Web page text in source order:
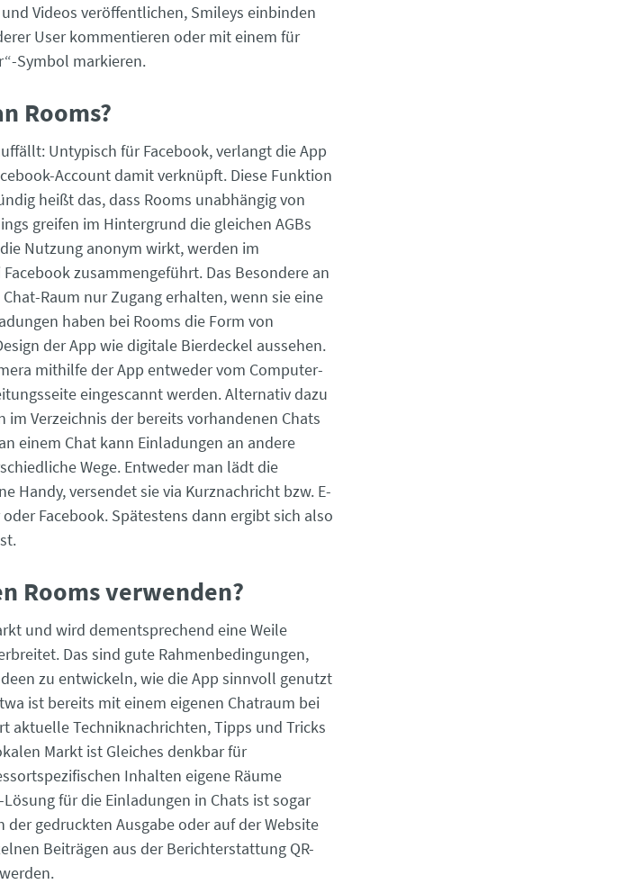
Videos veröffentlichen, Smileys einbinden
User kommentieren oder mit einem für
Symbol markieren.
Rooms?
Untypisch für Facebook, verlangt die App
Account damit verknüpft. Diese Funktion
heißt das, dass Rooms unabhängig von
greifen im Hintergrund die gleichen AGBs
Nutzung anonym wirkt, werden im
zusammengeführt. Das Besondere an
Raum nur Zugang erhalten, wenn sie eine
haben bei Rooms die Form von
der App wie digitale Bierdeckel aussehen.
mithilfe der App entweder vom Computer-
eingescannt werden. Alternativ dazu
Verzeichnis der bereits vorhandenen Chats
einem Chat kann Einladungen an andere
Wege. Entweder man lädt die
Handy, versendet sie via Kurznachricht bzw. E-
Facebook. Spätestens dann ergibt sich also
Rooms verwenden?
und wird dementsprechend eine Weile
Das sind gute Rahmenbedingungen,
zu entwickeln, wie die App sinnvoll genutzt
ist bereits mit einem eigenen Chatraum bei
aktuelle Techniknachrichten, Tipps und Tricks
Markt ist Gleiches denkbar für
Inhalten eigene Räume
für die Einladungen in Chats ist sogar
gedruckten Ausgabe oder auf der Website
Beiträgen aus der Berichterstattung QR-